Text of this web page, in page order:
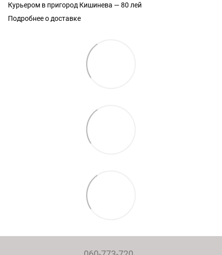
Курьером в пригород Кишинева — 80 лей
Подробнее о доставке